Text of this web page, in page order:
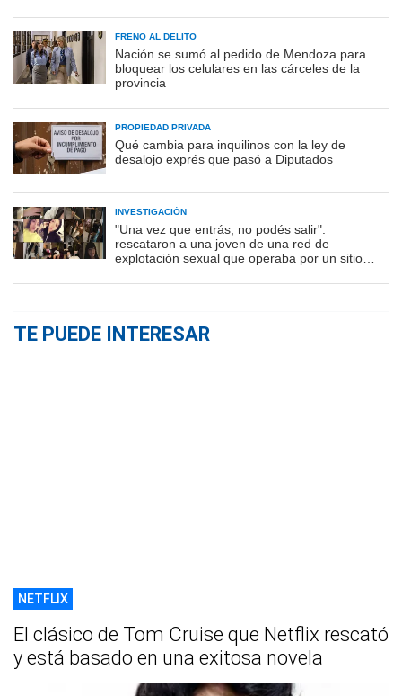
FRENO AL DELITO
Nación se sumó al pedido de Mendoza para
bloquear los celulares en las cárceles de la
provincia
PROPIEDAD PRIVADA
Qué cambia para inquilinos con la ley de
desalojo exprés que pasó a Diputados
INVESTIGACIÓN
"Una vez que entrás, no podés salir":
rescataron a una joven de una red de
explotación sexual que operaba por un sitio
TE PUEDE INTERESAR
NETFLIX
El clásico de Tom Cruise que Netflix rescató
y está basado en una exitosa novela